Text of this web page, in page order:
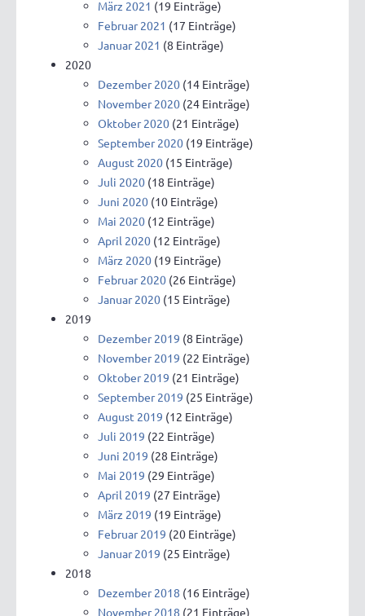
März 2021 (19 Einträge)
Februar 2021 (17 Einträge)
Januar 2021 (8 Einträge)
2020
Dezember 2020 (14 Einträge)
November 2020 (24 Einträge)
Oktober 2020 (21 Einträge)
September 2020 (19 Einträge)
August 2020 (15 Einträge)
Juli 2020 (18 Einträge)
Juni 2020 (10 Einträge)
Mai 2020 (12 Einträge)
April 2020 (12 Einträge)
März 2020 (19 Einträge)
Februar 2020 (26 Einträge)
Januar 2020 (15 Einträge)
2019
Dezember 2019 (8 Einträge)
November 2019 (22 Einträge)
Oktober 2019 (21 Einträge)
September 2019 (25 Einträge)
August 2019 (12 Einträge)
Juli 2019 (22 Einträge)
Juni 2019 (28 Einträge)
Mai 2019 (29 Einträge)
April 2019 (27 Einträge)
März 2019 (19 Einträge)
Februar 2019 (20 Einträge)
Januar 2019 (25 Einträge)
2018
Dezember 2018 (16 Einträge)
November 2018 (21 Einträge)